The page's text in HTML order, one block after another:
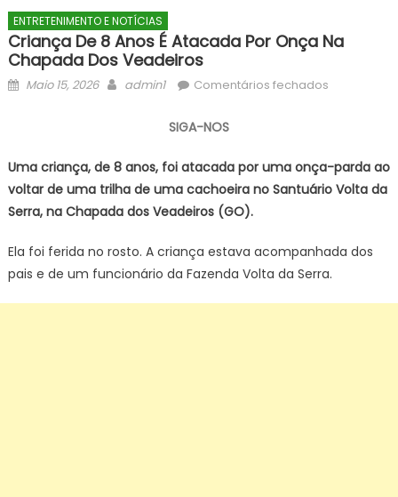
ENTRETENIMENTO E NOTÍCIAS
Criança De 8 Anos É Atacada Por Onça Na
Chapada Dos Veadeiros
Posted
Maio 15, 2026 Author
admin1 Comentários fechadosem
anos
é
onça
na
dos
SIGA-NOS
Uma criança, de 8 anos, foi atacada por uma onça-parda ao
voltar de uma trilha de uma cachoeira no Santuário Volta da
Serra, na Chapada dos Veadeiros (GO).
Ela foi ferida no rosto. A criança estava acompanhada dos
pais e de um funcionário da Fazenda Volta da Serra.